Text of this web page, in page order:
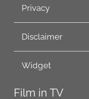
Privacy
Disclaimer
Widget
Film in TV